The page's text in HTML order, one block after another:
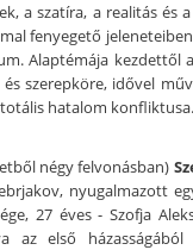
a szatíra, a realitás és
fenyegető
Alaptémája kezdettől
szerepköre, idővel
hatalom
négy felvonásban)
nyugalmazott
27 éves - Szofja
az első